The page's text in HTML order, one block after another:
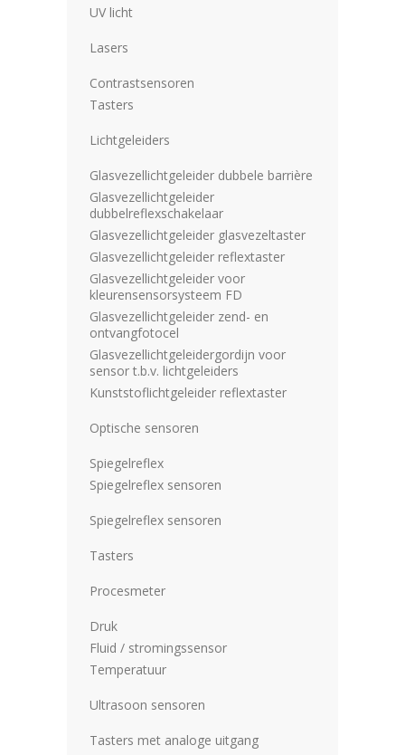
UV licht
Lasers
Contrastsensoren
Tasters
Lichtgeleiders
Glasvezellichtgeleider dubbele barrière
Glasvezellichtgeleider
dubbelreflexschakelaar
Glasvezellichtgeleider glasvezeltaster
Glasvezellichtgeleider reflextaster
Glasvezellichtgeleider voor
kleurensensorsysteem FD
Glasvezellichtgeleider zend- en
ontvangfotocel
Glasvezellichtgeleidergordijn voor
sensor t.b.v. lichtgeleiders
Kunststoflichtgeleider reflextaster
Optische sensoren
Spiegelreflex
Spiegelreflex sensoren
Spiegelreflex sensoren
Tasters
Procesmeter
Druk
Fluid / stromingssensor
Temperatuur
Ultrasoon sensoren
Tasters met analoge uitgang